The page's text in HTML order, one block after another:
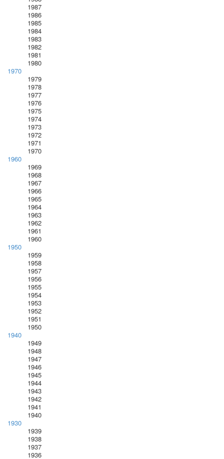
1987
1986
1985
1984
1983
1982
1981
1980
1970
1979
1978
1977
1976
1975
1974
1973
1972
1971
1970
1960
1969
1968
1967
1966
1965
1964
1963
1962
1961
1960
1950
1959
1958
1957
1956
1955
1954
1953
1952
1951
1950
1940
1949
1948
1947
1946
1945
1944
1943
1942
1941
1940
1930
1939
1938
1937
1936